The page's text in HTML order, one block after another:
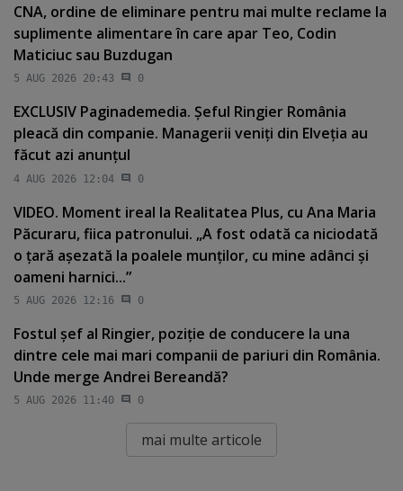
CNA, ordine de eliminare pentru mai multe reclame la
suplimente alimentare în care apar Teo, Codin
Maticiuc sau Buzdugan
5 AUG 2026 20:43 0
EXCLUSIV Paginademedia. Şeful Ringier România
pleacă din companie. Managerii veniţi din Elveţia au
făcut azi anunţul
4 AUG 2026 12:04 0
VIDEO. Moment ireal la Realitatea Plus, cu Ana Maria
Păcuraru, fiica patronului. „A fost odată ca niciodată
o ţară aşezată la poalele munţilor, cu mine adânci şi
oameni harnici...”
5 AUG 2026 12:16 0
Fostul şef al Ringier, poziţie de conducere la una
dintre cele mai mari companii de pariuri din România.
Unde merge Andrei Bereandă?
5 AUG 2026 11:40 0
mai multe articole